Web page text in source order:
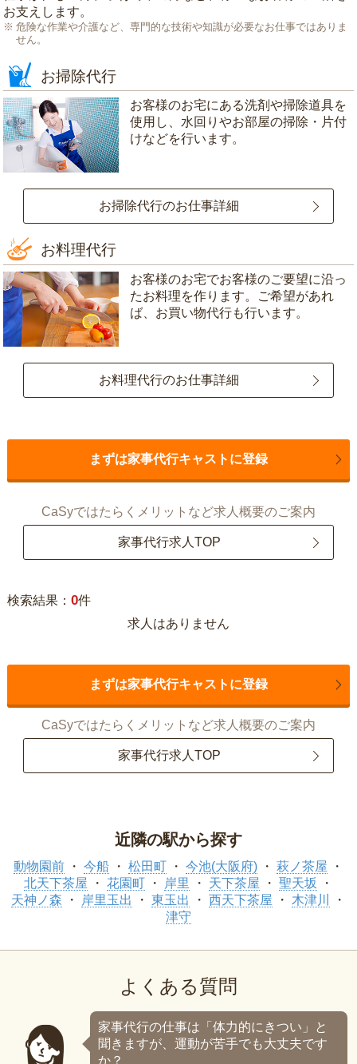
お支えします。
危険な作業や介護など、専門的な技術や知識が必要なお仕事ではありま
せん。
お掃除代行
お客様のお宅にある洗剤や掃除道具を
使用し、水回りやお部屋の掃除・片付
けなどを行います。
お掃除代行のお仕事詳細
お料理代行
お客様のお宅でお客様のご要望に沿っ
たお料理を作ります。ご希望があれ
ば、お買い物代行も行います。
お料理代行のお仕事詳細
まずは家事代行キャストに登録
CaSyではたらくメリットなど求人概要のご案内
家事代行求人TOP
検索結果： 0件
求人はありません
まずは家事代行キャストに登録
CaSyではたらくメリットなど求人概要のご案内
家事代行求人TOP
近隣の駅から探す
動物園前 今船 松田町 今池(大阪府)
萩ノ茶屋
北天下茶屋
花園町 岸里 天下茶屋
聖天坂
天神ノ森
岸里玉出 東玉出 西天下茶屋
木津川
津守
よくある質問
家事代行の仕事は「体力的にきつい」と
聞きますが、運動が苦手でも大丈夫です
か？